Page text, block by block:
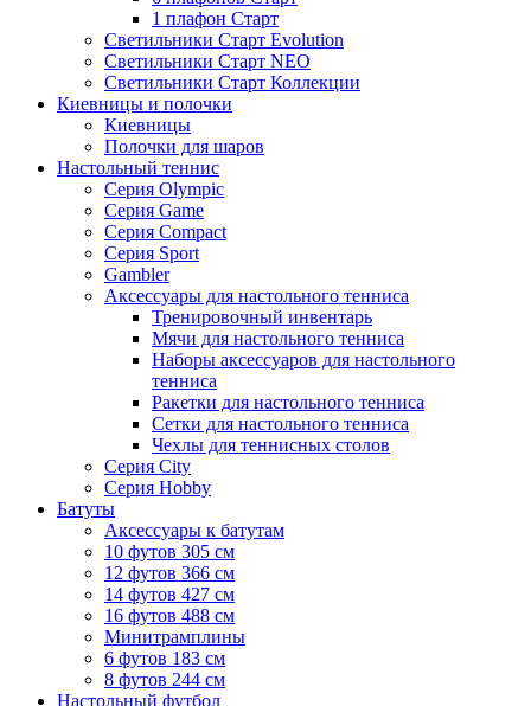
1 плафон Старт
Светильники Старт Evolution
Светильники Старт NEO
Светильники Старт Коллекции
Киевницы и полочки
Киевницы
Полочки для шаров
Настольный теннис
Серия Olympic
Серия Game
Серия Compact
Серия Sport
Gambler
Аксессуары для настольного тенниса
Тренировочный инвентарь
Мячи для настольного тенниса
Наборы аксессуаров для настольного
тенниса
Ракетки для настольного тенниса
Сетки для настольного тенниса
Чехлы для теннисных столов
Серия City
Серия Hobby
Батуты
Аксессуары к батутам
10 футов 305 см
12 футов 366 см
14 футов 427 см
16 футов 488 см
Минитрамплины
6 футов 183 см
8 футов 244 см
Настольный футбол